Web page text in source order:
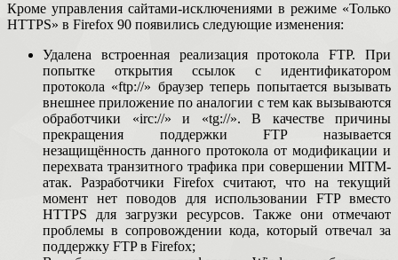
Кроме управления сайтами-исключениями в режиме «Только
HTTPS» в Firefox 90 появились следующие изменения:
Удалена встроенная реализация протокола FTP. При
попытке открытия ссылок с идентификатором
протокола «ftp://» браузер теперь попытается вызывать
внешнее приложение по аналогии с тем как вызываются
обработчики «irc://» и «tg://». В качестве причины
прекращения поддержки FTP называется
незащищённость данного протокола от модификации и
перехвата транзитного трафика при совершении MITM-
атак. Разработчики Firefox считают, что на текущий
момент нет поводов для использовании FTP вместо
HTTPS для загрузки ресурсов. Также они отмечают
проблемы в сопровождении кода, который отвечал за
поддержку FTP в Firefox;